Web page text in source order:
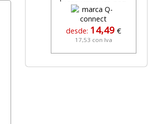
desde: 14,49 €
17,53 con Iva